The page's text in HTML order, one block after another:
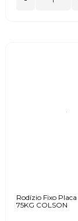
Rodízio Fixo Placa
75KG COLSON